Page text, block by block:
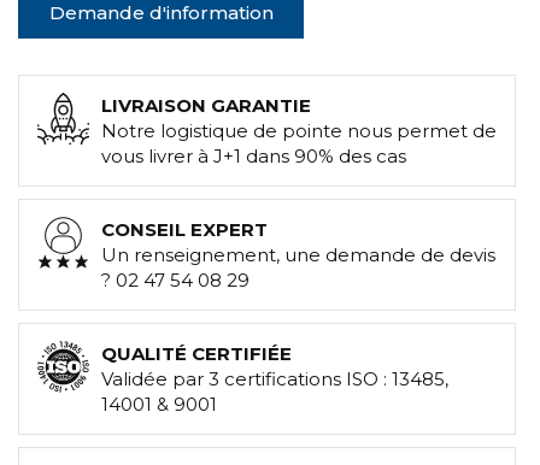
Demande d'information
LIVRAISON GARANTIE
Notre logistique de pointe nous permet de
vous livrer à J+1 dans 90% des cas
CONSEIL EXPERT
Un renseignement, une demande de devis
? 02 47 54 08 29
QUALITÉ CERTIFIÉE
Validée par 3 certifications ISO : 13485,
14001 & 9001